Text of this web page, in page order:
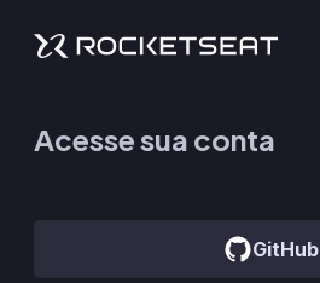
Acesse sua conta
GitHub